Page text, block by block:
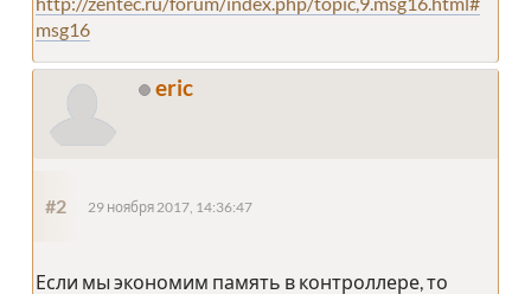
msg16
eric
#2 29 ноября 2017, 14:36:47
Если мы экономим память в контроллере, то